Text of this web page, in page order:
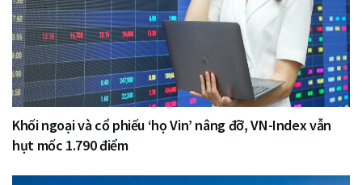
Khối ngoại và cổ phiếu ‘họ Vin’ nâng đỡ, VN-Index vẫn
hụt mốc 1.790 điểm